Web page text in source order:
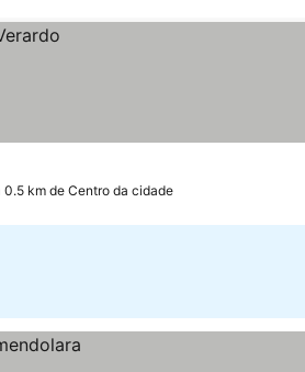
0.5 km de Centro da cidade